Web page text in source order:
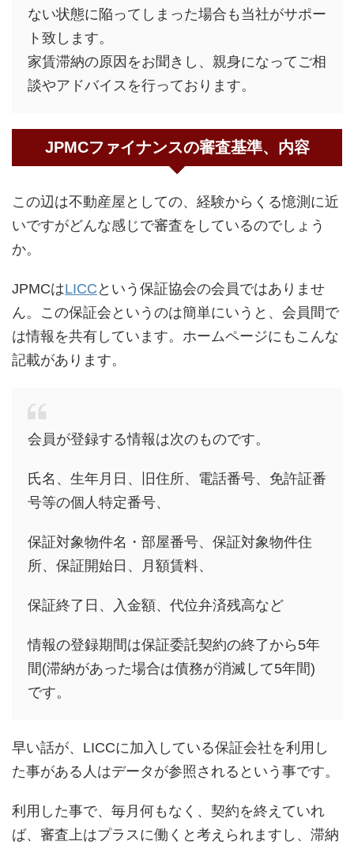
ない状態に陥ってしまった場合も当社がサポー
ト致します。
家賃滞納の原因をお聞きし、親身になってご相
談やアドバイスを行っております。
JPMCファイナンスの審査基準、内容
この辺は不動産屋としての、経験からくる憶測に近
いですがどんな感じで審査をしているのでしょう
か。
JPMCはLICC という保証協会の会員ではありませ
ん。この保証会というのは簡単にいうと、会員間で
は情報を共有しています。ホームページにもこんな
記載があります。
会員が登録する情報は次のものです。
氏名、生年月日、旧住所、電話番号、免許証番
号等の個人特定番号、
保証対象物件名・部屋番号、保証対象物件住
所、保証開始日、月額賃料、
保証終了日、入金額、代位弁済残高など
情報の登録期間は保証委託契約の終了から5年
間(滞納があった場合は債務が消滅して5年間)
です。
早い話が、LICCに加入している保証会社を利用し
た事がある人はデータが参照されるという事です。
利用した事で、毎月何もなく、契約を終えていれ
ば、審査上はプラスに働くと考えられますし、滞納